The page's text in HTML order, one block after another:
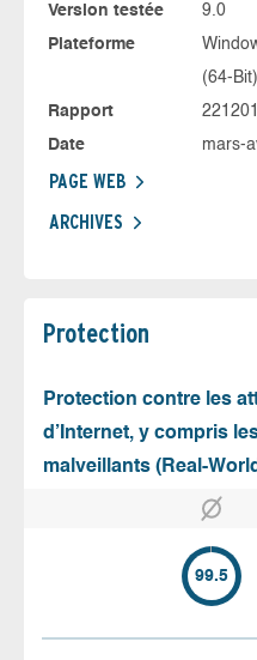
Version testée
9.0
Plateforme
(64-Bit)
Rapport
221201
Date
mars-
PAGE WEB
ARCHIVES
Protection
Protection contre les
d’Internet, y compris
malveillants (Real-
99.5